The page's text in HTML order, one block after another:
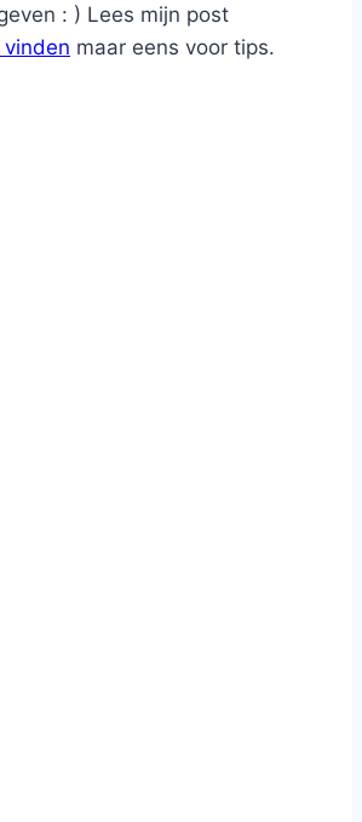
: ) Lees mijn post
maar eens voor tips.